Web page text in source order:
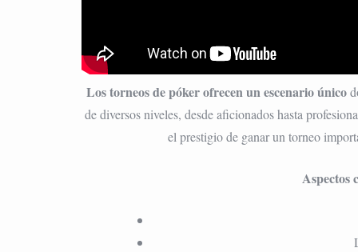
Los torneos de póker ofrecen un escenario único
de diversos niveles, desde aficionados hasta
el prestigio de ganar un torneo
Aspectos